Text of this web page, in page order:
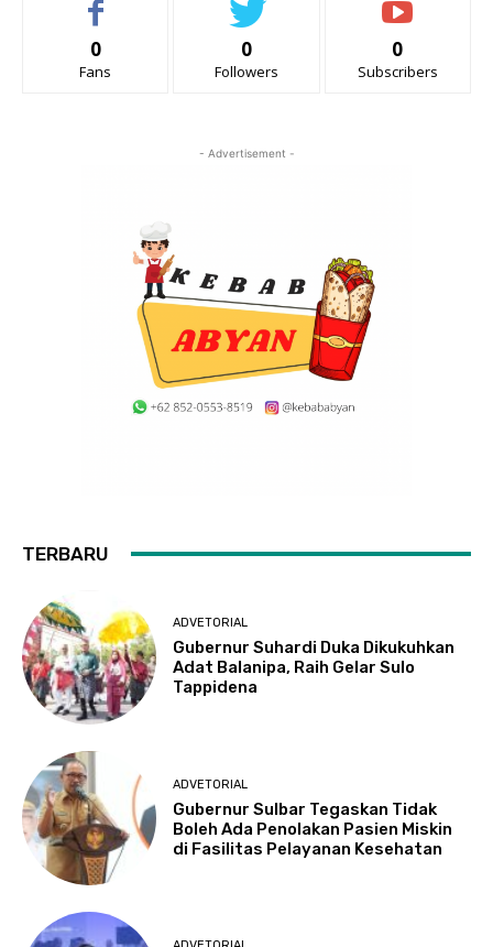
0
Fans
0
Followers
0
Subscribers
- Advertisement -
TERBARU
ADVETORIAL
Gubernur Suhardi Duka Dikukuhkan
Adat Balanipa, Raih Gelar Sulo
Tappidena
ADVETORIAL
Gubernur Sulbar Tegaskan Tidak
Boleh Ada Penolakan Pasien Miskin
di Fasilitas Pelayanan Kesehatan